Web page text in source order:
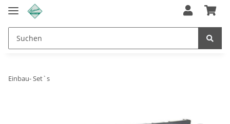
Einbau- Set`s